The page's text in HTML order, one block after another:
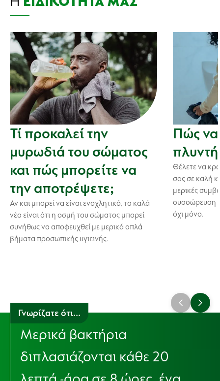
Τί προκαλεί την
μυρωδιά του σώματος
και πώς μπορείτε να
την αποτρέψετε;
Αν και μπορεί να είναι ενοχλητικό, τα καλά
νέα είναι ότι η οσμή του σώματος μπορεί
συνήθως να αποφευχθεί με μερικά απλά
βήματα προσωπικής υγιεινής.
Πώς να
Θέλετε να
σας σε καλή
μερικές
συσσώρευση
όχι μόνο.
Γνωρίζατε ότι...
Μερικά βακτήρια
διπλασιάζονται κάθε 20